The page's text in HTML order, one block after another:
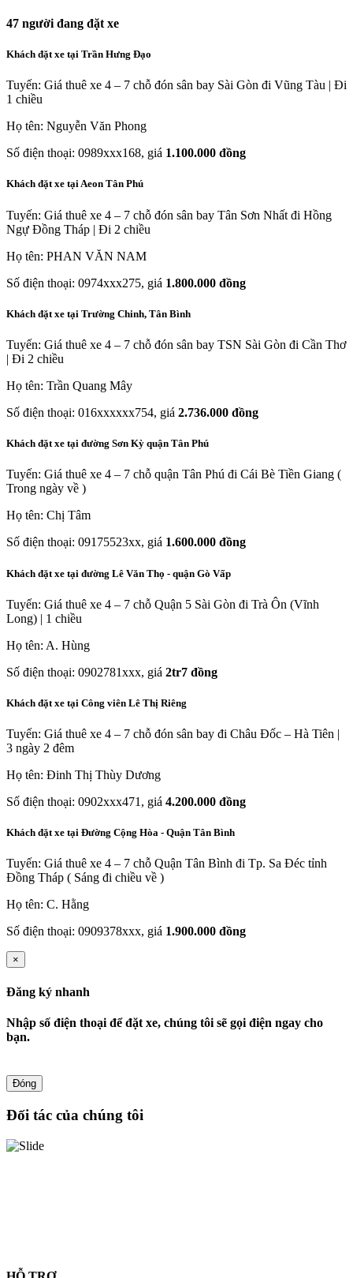
47 người đang đặt xe
Khách đặt xe tại Trần Hưng Đạo
Tuyến: Giá thuê xe 4 – 7 chỗ đón sân bay Sài Gòn đi Vũng Tàu | Đi
1 chiều
Họ tên: Nguyễn Văn Phong
Số điện thoại: 0989xxx168, giá 1.100.000 đồng
Khách đặt xe tại Aeon Tân Phú
Tuyến: Giá thuê xe 4 – 7 chỗ đón sân bay Tân Sơn Nhất đi Hồng
Ngự Đồng Tháp | Đi 2 chiều
Họ tên: PHAN VĂN NAM
Số điện thoại: 0974xxx275, giá 1.800.000 đồng
Khách đặt xe tại Trường Chinh, Tân Bình
Tuyến: Giá thuê xe 4 – 7 chỗ đón sân bay TSN Sài Gòn đi Cần Thơ
| Đi 2 chiều
Họ tên: Trần Quang Mây
Số điện thoại: 016xxxxxx754, giá 2.736.000 đồng
Khách đặt xe tại đường Sơn Kỳ quận Tân Phú
Tuyến: Giá thuê xe 4 – 7 chỗ quận Tân Phú đi Cái Bè Tiền Giang (
Trong ngày về )
Họ tên: Chị Tâm
Số điện thoại: 09175523xx, giá 1.600.000 đồng
Khách đặt xe tại đường Lê Văn Thọ - quận Gò Vấp
Tuyến: Giá thuê xe 4 – 7 chỗ Quận 5 Sài Gòn đi Trà Ôn (Vĩnh
Long) | 1 chiều
Họ tên: A. Hùng
Số điện thoại: 0902781xxx, giá 2tr7 đồng
Khách đặt xe tại Công viên Lê Thị Riêng
Tuyến: Giá thuê xe 4 – 7 chỗ đón sân bay đi Châu Đốc – Hà Tiên |
3 ngày 2 đêm
Họ tên: Đinh Thị Thùy Dương
Số điện thoại: 0902xxx471, giá 4.200.000 đồng
Khách đặt xe tại Đường Cộng Hòa - Quận Tân Bình
Tuyến: Giá thuê xe 4 – 7 chỗ Quận Tân Bình đi Tp. Sa Đéc tỉnh
Đồng Tháp ( Sáng đi chiều về )
Họ tên: C. Hằng
Số điện thoại: 0909378xxx, giá 1.900.000 đồng
×
Đăng ký nhanh
Nhập số điện thoại để đặt xe, chúng tôi sẽ gọi điện ngay cho
bạn.
Đóng
Đối tác của chúng tôi